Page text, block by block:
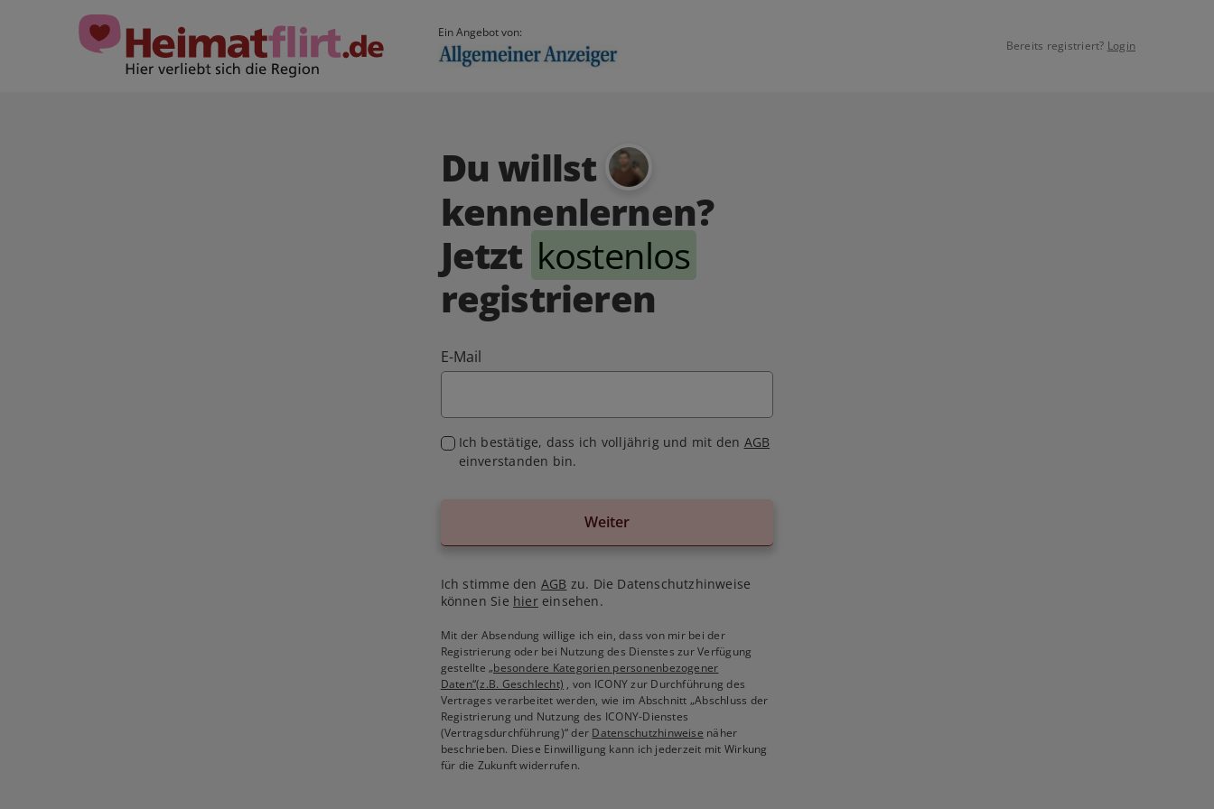
Ein Angebot von:
Bereits registriert? Login
Du willst
kennenlernen?
Jetzt kostenlos
registrieren
E-Mail
Ich bestätige, dass ich volljährig und mit den AGB
einverstanden bin.
Weiter
Ich stimme den AGB zu. Die Datenschutzhinweise
können Sie hiereinsehen.
Mit der Absendung willige ich ein, dass von mir bei der
Registrierung oder bei Nutzung des Dienstes zur Verfügung
gestellte„besondere Kategorien personenbezogener
Daten“(z.B. Geschlecht) , von ICONY zur Durchführung des
Vertrages verarbeitet werden, wie im Abschnitt „Abschluss der
Registrierung und Nutzung des ICONY-Dienstes
(Vertragsdurchführung)“ der Datenschutzhinweise näher
beschrieben. Diese Einwilligung kann ich jederzeit mit Wirkung
für die Zukunft widerrufen.